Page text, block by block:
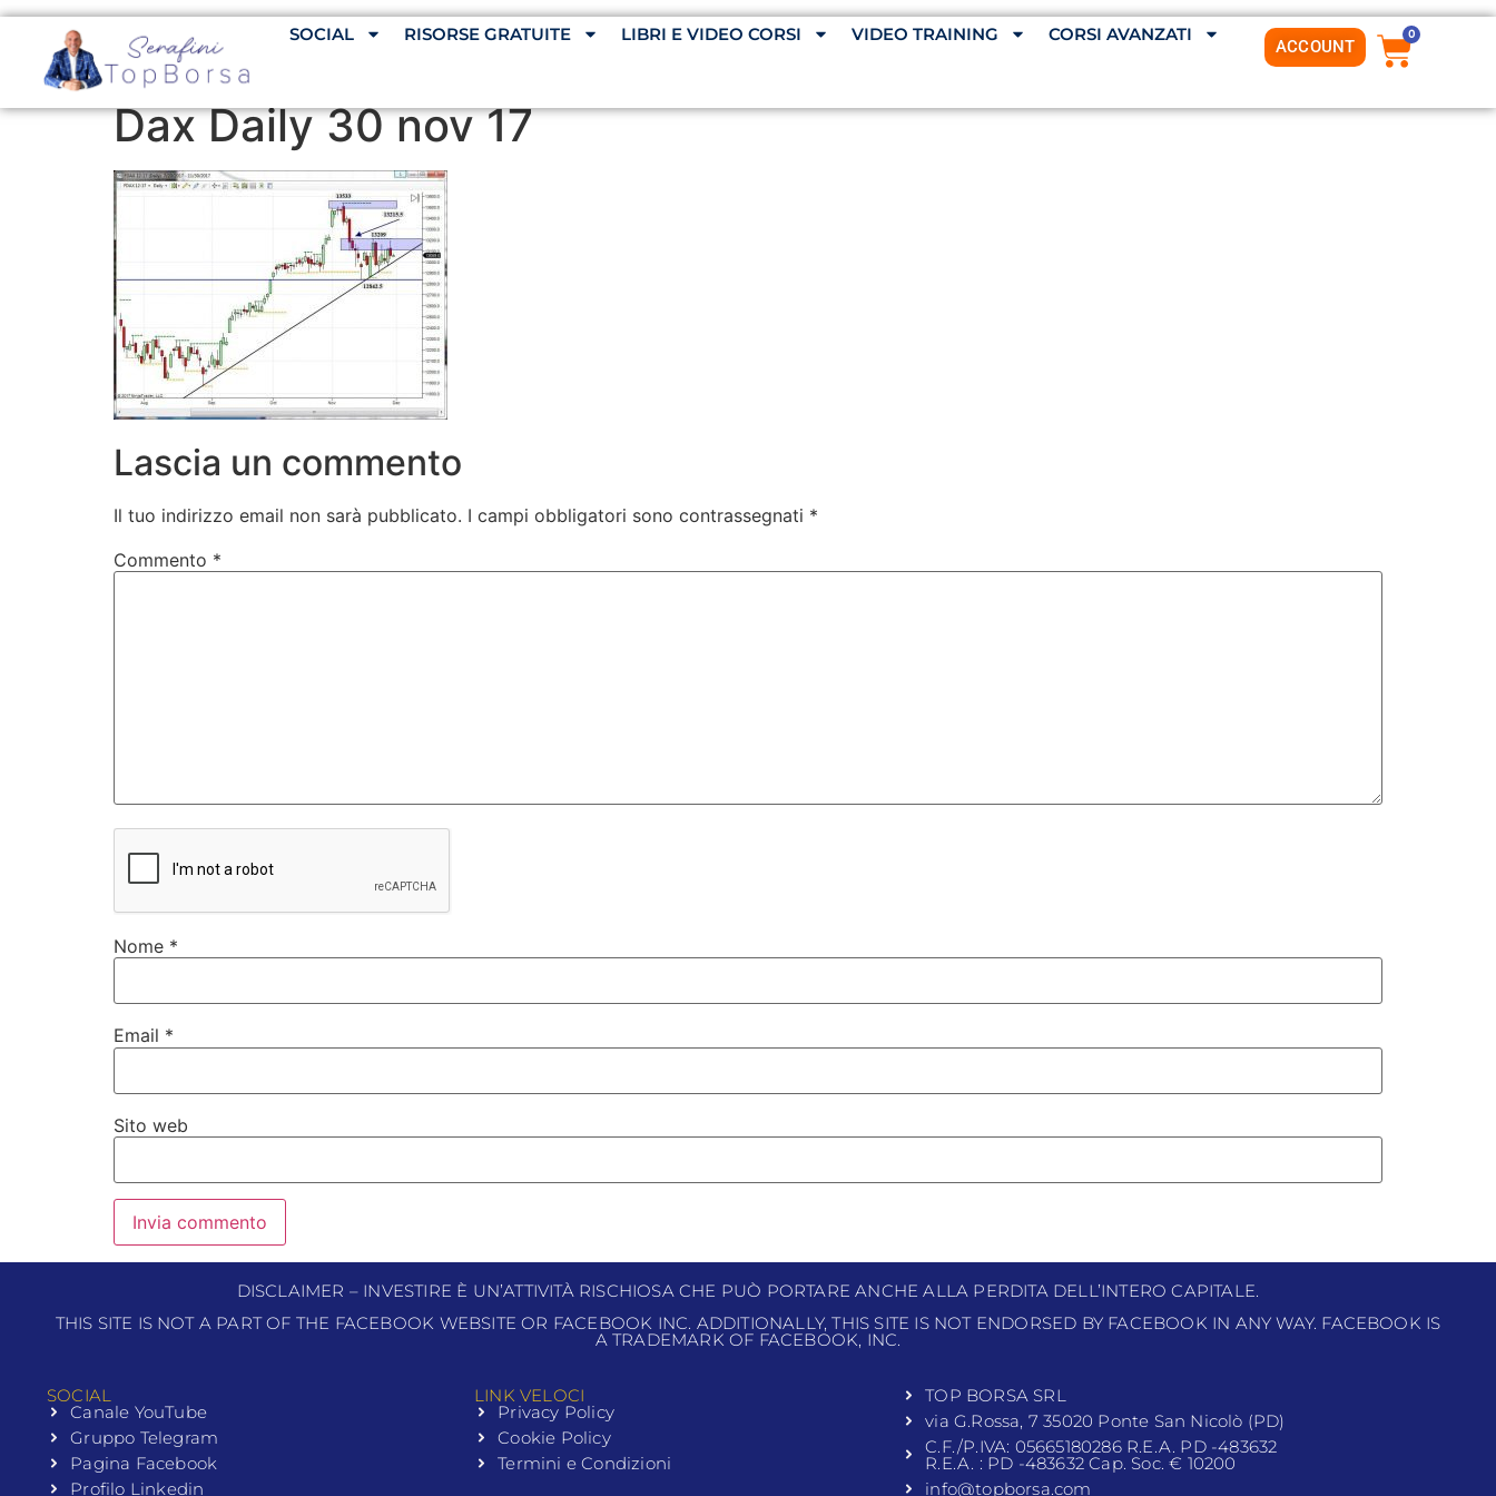
SOCIAL RISORSE GRATUITE LIBRI E VIDEO CORSI VIDEO TRAINING CORSI AVANZATI
ACCOUNT
0
Dax Daily 30 nov 17
Lascia un commento
Il tuo indirizzo email non sarà pubblicato. I campi obbligatori sono contrassegnati *
Commento *
Nome *
Email *
Sito web
DISCLAIMER – INVESTIRE È UN’ATTIVITÀ RISCHIOSA CHE PUÒ PORTARE ANCHE ALLA PERDITA DELL’INTERO CAPITALE.
THIS SITE IS NOT A PART OF THE FACEBOOK WEBSITE OR FACEBOOK INC. ADDITIONALLY, THIS SITE IS NOT ENDORSED BY FACEBOOK IN ANY WAY. FACEBOOK IS
A TRADEMARK OF FACEBOOK, INC.
SOCIAL
Canale YouTube
Gruppo Telegram
Pagina Facebook
Profilo Linkedin
LINK VELOCI
Privacy Policy
Cookie Policy
Termini e Condizioni
TOP BORSA SRL
via G.Rossa, 7 35020 Ponte San Nicolò (PD)
C.F./P.IVA: 05665180286 R.E.A. PD -483632
R.E.A. : PD -483632 Cap. Soc. € 10200
info@topborsa.com